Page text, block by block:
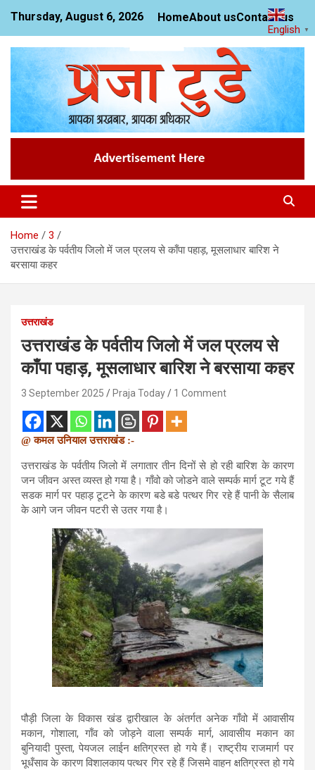
content
Thursday, August 6, 2026 HomeAbout usContact us
Praja Today
News Website
Home
3
उत्तराखंड के पर्वतीय जिलो में जल प्रलय से काँपा पहाड़, मूसलाधार बारिश ने
बरसाया कहर
उत्तराखंड
उत्तराखंड के पर्वतीय जिलो में जल प्रलय से
काँपा पहाड़, मूसलाधार बारिश ने बरसाया कहर
3 September 2025 Praja Today 1 Comment
@ कमल उनियाल उत्तराखंड :-
उत्तराखंड के पर्वतीय जिलो में लगातार तीन दिनों से हो रही बारिश के कारण
जन जीवन अस्त व्यस्त हो गया है। गाँवो को जोडने वाले सम्पर्क मार्ग टूट गये हैं
सडक मार्ग पर पहाड़ टूटने के कारण बडे बडे पत्थर गिर रहे हैं पानी के सैलाब
के आगे जन जीवन पटरी से उतर गया है।
पौड़ी जिला के विकास खंड द्वारीखाल के अंतर्गत अनेक गाँवो में आवासीय
मकान, गोशाला, गाँव को जोड़ने वाला सम्पर्क मार्ग, आवासीय मकान का
बुनियादी पुस्ता, पेयजल लाईन क्षतिग्रस्त हो गये हैं। राष्ट्रीय राजमार्ग पर
भूधँसाव के कारण विशालकाय पत्थर गिर रहे हैं जिसमे वाहन क्षतिग्रस्त हो गये
English ▼